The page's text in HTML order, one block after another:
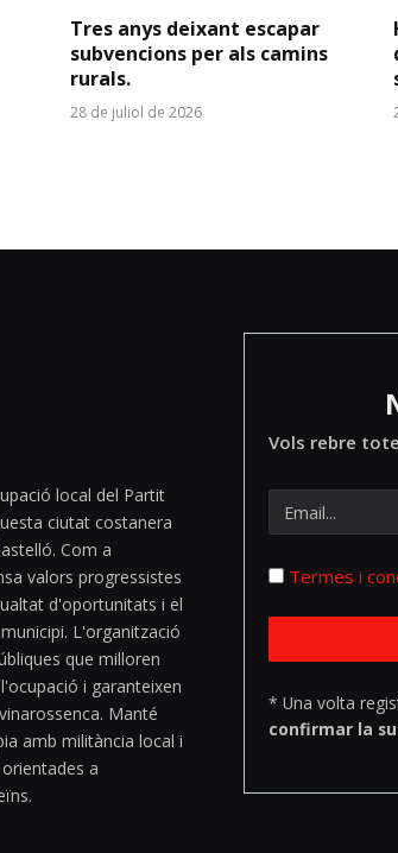
Tres anys deixant escapar
subvencions per als camins
rurals.
28 de juliol de 2026
local del Partit
ciutat costanera
Com a
valors progressistes
d'oportunitats i el
L'organització
que milloren
i garanteixen
Manté
amb militància local i
a
Vols rebre
Termes i
* Una volta
confirmar la